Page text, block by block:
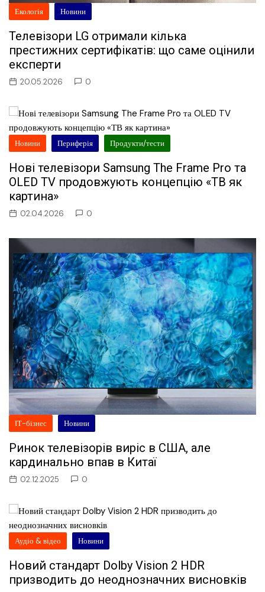
Екологія Новини
Телевізори LG отримали кілька
престижних сертифікатів: що саме оцінили
експерти
20.05.2026 0
Новини Периферія Продукти/тести
Нові телевізори Samsung The Frame Pro та
OLED TV продовжують концепцію «ТВ як
картина»
02.04.2026 0
ІТ-бізнес Новини
Ринок телевізорів виріс в США, але
кардинально впав в Китаї
02.12.2025 0
Аудіо & відео Новини
Новий стандарт Dolby Vision 2 HDR
призводить до неоднозначних висновків